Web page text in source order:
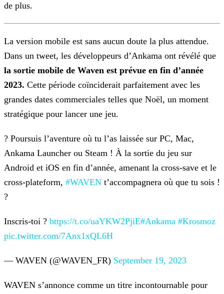
de plus.
La version mobile est sans aucun doute la plus attendue.
Dans un tweet, les développeurs d’Ankama ont révélé que
la sortie mobile de Waven est prévue en fin d’année
2023. Cette période coïnciderait parfaitement avec les
grandes dates commerciales telles que Noël, un moment
stratégique pour lancer une jeu.
? Poursuis l’aventure où tu l’as laissée sur PC, Mac,
Ankama Launcher ou Steam ! À la sortie du jeu sur
Android et iOS en fin d’année, amenant la cross-save et le
cross-plateform, #WAVEN t’accompagnera où que tu sois !
?
Inscris-toi ? https://t.co/uaYKW2PjiE#Ankama #Krosmoz
pic.twitter.com/7Anx1xQL6H
— WAVEN (@WAVEN_FR) September 19, 2023
WAVEN s’annonce comme un titre incontournable pour